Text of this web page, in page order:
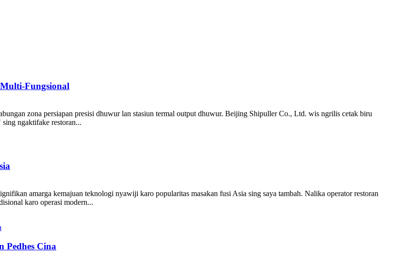
Fungsional
zona persiapan presisi dhuwur lan stasiun termal output dhuwur. Beijing Shipuller Co., Ltd. wis ngrilis cetak biru
ngaktifake restoran...
amarga kemajuan teknologi nyawiji karo popularitas masakan fusi Asia sing saya tambah. Nalika operator restoran
karo operasi modern...
Pedhes Cina